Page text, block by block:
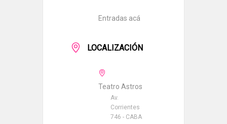
Entradas acá
LOCALIZACIÓN
Teatro Astros
Av.
Corrientes
746 - CABA